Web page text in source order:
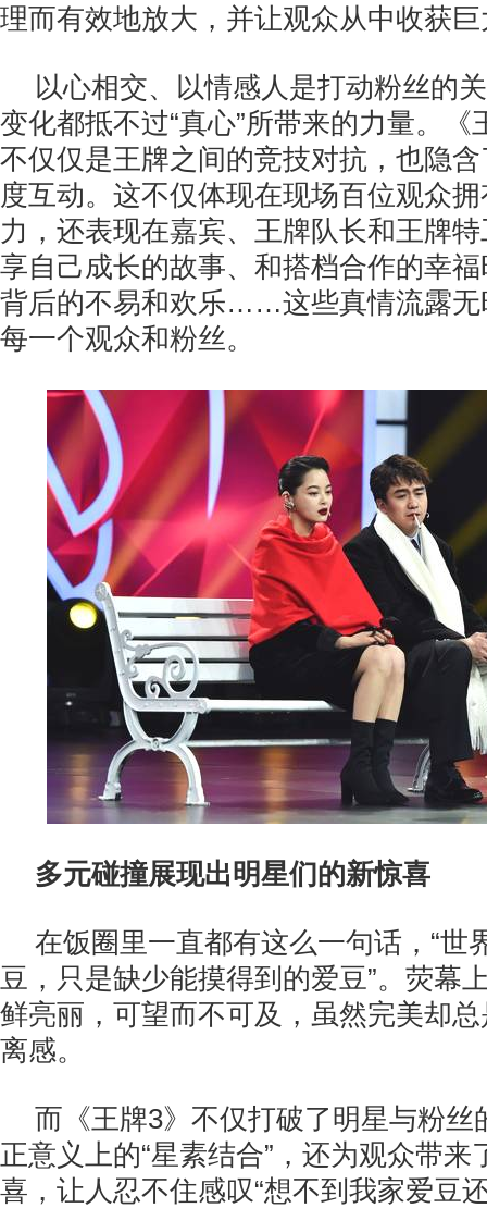
理而有效地放大，并让观众从中收获
以心相交、以情感人是打动粉丝的
变化都抵不过“真心”所带来的力量。《
不仅仅是王牌之间的竞技对抗，也隐
度互动。这不仅体现在现场百位观众
力，还表现在嘉宾、王牌队长和王牌
享自己成长的故事、和搭档合作的幸
背后的不易和欢乐……这些真情流露无
每一个观众和粉丝。
多元碰撞展现出明星们的新惊喜
在饭圈里一直都有这么一句话，“世
豆，只是缺少能摸得到的爱豆”。荧幕
鲜亮丽，可望而不可及，虽然完美却
离感。
而《王牌3》不仅打破了明星与粉丝
正意义上的“星素结合”，还为观众带来
喜，让人忍不住感叹“想不到我家爱豆